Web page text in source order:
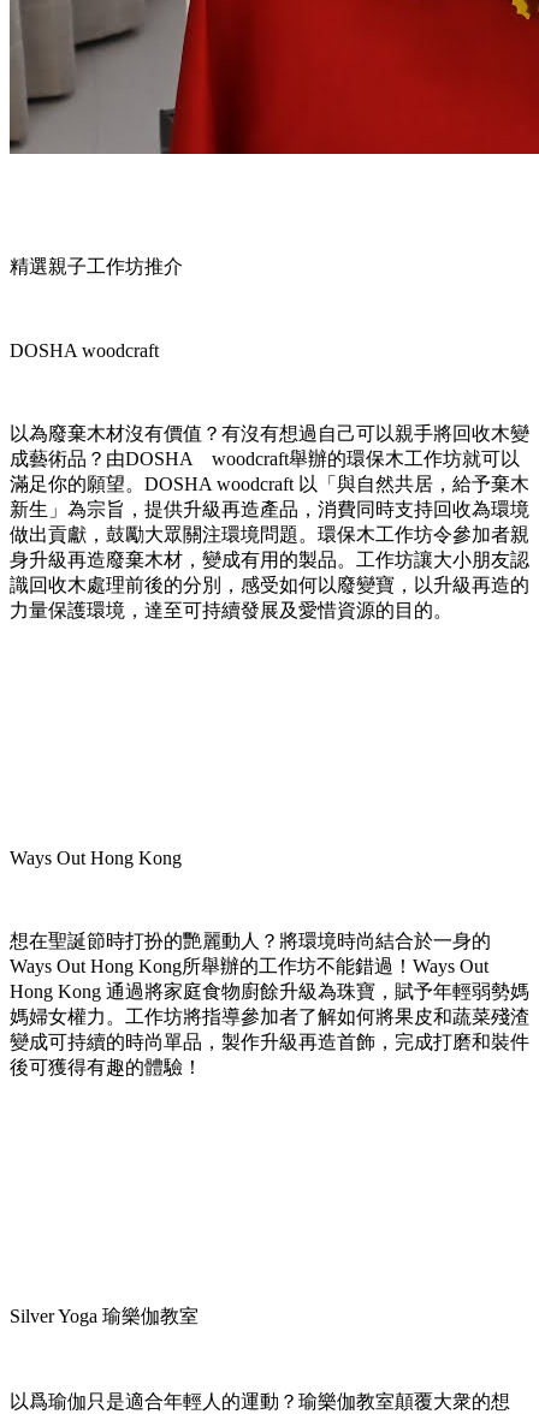
精選親子工作坊推介
DOSHA woodcraft
以為廢棄木材沒有價值？有沒有想過自己可以親手將回收木變
成藝術品？由DOSHA woodcraft舉辦的環保木工作坊就可以
滿足你的願望。DOSHA woodcraft 以「與自然共居，給予棄木
新生」為宗旨，提供升級再造產品，消費同時支持回收為環境
做出貢獻，鼓勵大眾關注環境問題。環保木工作坊令參加者親
身升級再造廢棄木材，變成有用的製品。工作坊讓大小朋友認
識回收木處理前後的分別，感受如何以廢變寶，以升級再造的
力量保護環境，達至可持續發展及愛惜資源的目的。
Ways Out Hong Kong
想在聖誕節時打扮的艷麗動人？將環境時尚結合於一身的
Ways Out Hong Kong所舉辦的工作坊不能錯過！Ways Out
Hong Kong 通過將家庭食物廚餘升級為珠寶，賦予年輕弱勢媽
媽婦女權力。工作坊將指導參加者了解如何將果皮和蔬菜殘渣
變成可持續的時尚單品，製作升級再造首飾，完成打磨和裝件
後可獲得有趣的體驗！
Silver Yoga 瑜樂伽教室
以爲瑜伽只是適合年輕人的運動？瑜樂伽教室顛覆大衆的想